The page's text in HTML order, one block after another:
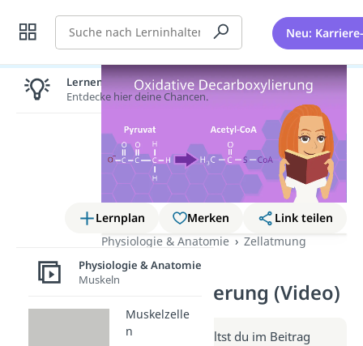
Suche Neu:
Lernplan Merken
Link teilen
Physiologie & Anatomie
Zellatmung
Oxidative
Decarboxylierung (Video)
Weitere Infos erhältst du im Beitrag
Lernen lohnt sich!
Entdecke hier deine Chancen.
Physiologie & Anatomie
Muskeln
Muskelzelle
n